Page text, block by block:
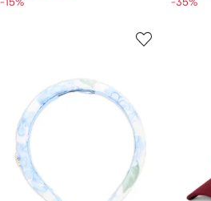
-15% -35%